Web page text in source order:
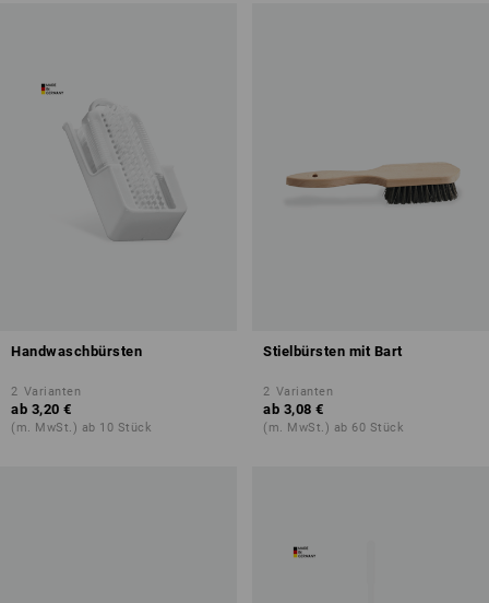
Handwaschbürsten
2 Varianten
ab 3,20 €
(m. MwSt.) ab 10 Stück
Stielbürsten mit Bart
2 Varianten
ab 3,08 €
(m. MwSt.) ab 60 Stück